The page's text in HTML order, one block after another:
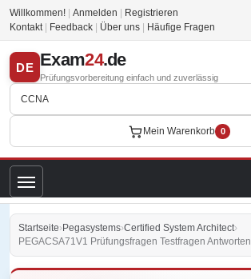
Willkommen! Anmelden
Registrieren
Kontakt
Feedback Über uns Häufige Fragen
DE Exam24.de
Prüfungsvorbereitung einfach und zuverlässig
Mein Warenkorb 0
Startseite›Pegasystems›Certified System Architect›
PEGACSA71V1 Prüfungsfragen Testfragen Antworten